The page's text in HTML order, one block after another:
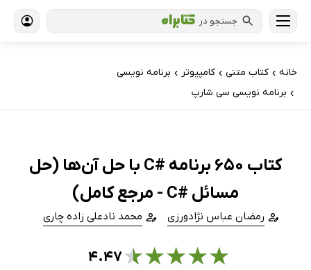
جستجو در
خانه › کتاب‌ متنی › کامپیوتر › برنامه نویسی
› برنامه نویسی سی شارپ
کتاب 650 برنامه #C با حل آن‌ها (حل
مسائل #C - مرجع کامل)
رمضان عباس نژادورزی محمد نادعلی زاده چاری
★
★
★
★
★۴.۴۷